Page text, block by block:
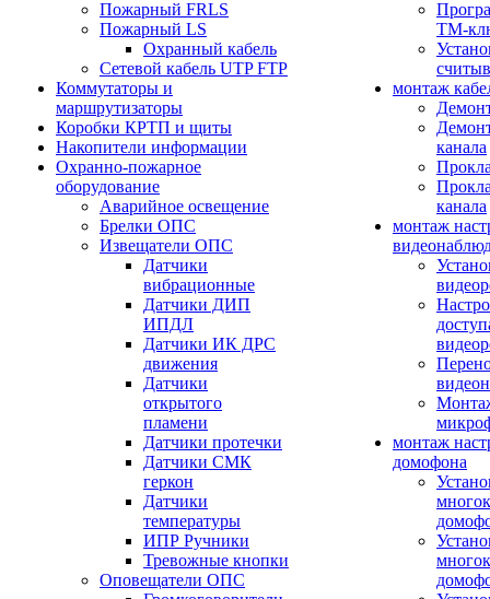
Пожарный FRLS
Пожарный LS
Охранный кабель
Сетевой кабель UTP FTP
Коммутаторы и
маршрутизаторы
Коробки КРТП и щиты
Накопители информации
Охранно-пожарное
оборудование
Аварийное освещение
Брелки ОПС
Извещатели ОПС
Датчики
вибрационные
Датчики ДИП
ИПДЛ
Датчики ИК ДРС
движения
Датчики
открытого
пламени
Датчики протечки
Датчики СМК
геркон
Датчики
температуры
ИПР Ручники
Тревожные кнопки
Оповещатели ОПС
ТМ-
монтаж
канала
канала
монтаж
монтаж
домофона